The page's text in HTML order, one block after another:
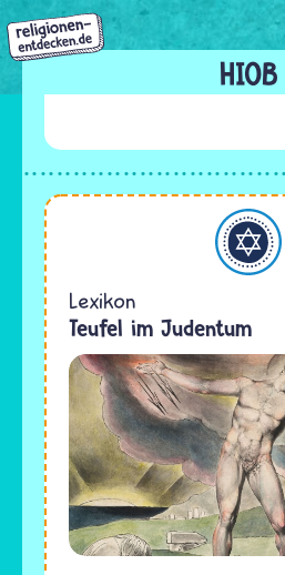
Direkt
zum
Inhalt
HIOB
Judentum
Lexikon
Teufel im Judentum